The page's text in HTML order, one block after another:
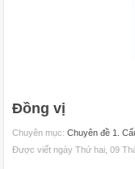
Đồng vị
Chuyên mục: Chuyên đề 1.
Được viết ngày Thứ hai, 09